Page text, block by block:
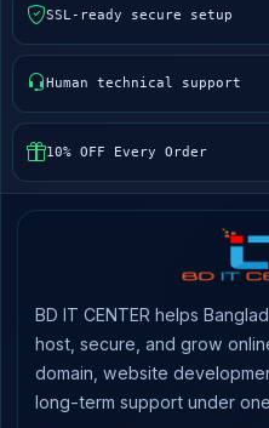
SSL-ready secure setup
Human technical support
10% OFF Every Order
BD IT CENTER helps
host, secure, and grow
domain, website
long-term support under